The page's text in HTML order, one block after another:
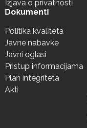
Izjava o privatnosti
Dokumenti
Politika kvaliteta
Javne nabavke
Javni oglasi
Pristup informacijama
Plan integriteta
Akti